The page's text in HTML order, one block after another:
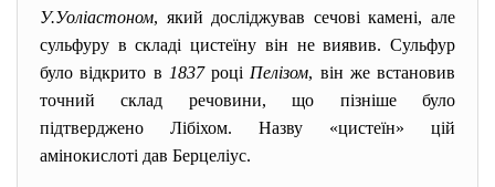
У.Уоліастоном, який досліджував сечові камені, але
сульфуру в складі цистеїну він не виявив. Сульфур
було відкрито в 1837році Пелізом, він же встановив
точний склад речовини, що пізніше було
підтверджено Лібіхом. Назву «цистеїн» цій
амінокислоті дав Берцеліус.